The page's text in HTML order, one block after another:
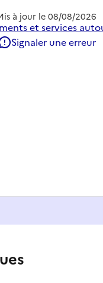
à jour le 08/08/2026
et services
Signaler une erreur